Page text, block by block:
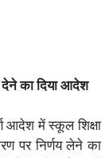
देने का दिया आदेश
आदेश में स्कूल शिक्षा
पर निर्णय लेने का